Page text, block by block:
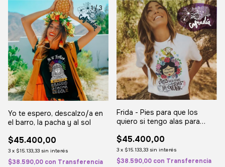
1/3
Yo te espero, descalzo/a en
el barro, la pacha y al sol
$45.400,00
3 x $15.133,33 sin interés
$38.590,00 con Transferencia
Frida - Pies para que los
quiero si tengo alas para
$45.400,00
3 x $15.133,33 sin interés
$38.590,00 con Transferencia